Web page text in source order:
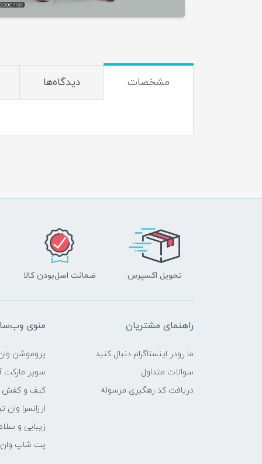
مشخصات دیدگاه‌ها
تحویل اکسپرس ضمانت اصل‌بودن کالا
راهنمای مشتریان
ما رودر اینستاگرام دنبال کنید
سوالات متداول
دریافت کد رهگیری مرسوله
منوی
پروموشن
سوپر مارکت
کیف و کفش
ارزانسرا وان
زیبایی و
پت شاپ وان